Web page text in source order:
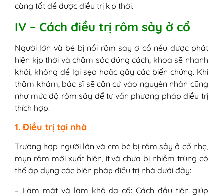
càng tốt để được điều trị kịp thời.
IV – Cách điều trị rôm sảy ở cổ
Người lớn và bé bị nổi rôm sảy ở cổ nếu được phát
hiện kịp thời và chăm sóc đúng cách, khoa sẽ nhanh
khỏi, không để lại sẹo hoặc gây các biến chứng. Khi
thăm khám, bác sĩ sẽ căn cứ vào nguyên nhân cũng
như mức độ rôm sảy để tư vấn phương pháp điều trị
thích hợp.
1. Điều trị tại nhà
Trường hợp người lớn và em bé bị rôm sảy ở cổ nhẹ,
mụn rôm mới xuất hiện, ít và chưa bị nhiễm trùng có
thể áp dụng các biện pháp điều trị nhà dưới đây:
– Làm mát và làm khô da cổ: Cách đầu tiên giúp